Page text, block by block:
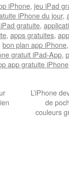
iPhone, jeu iPad
iPhone du jour,
gratuite,
, apps gratuites,
bon plan app iPhone
gratuit iPad-App,
app gratuite iPhone
L’iPhone
de
couleurs